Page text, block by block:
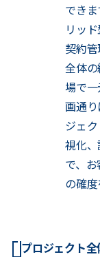
でき
リッ
契約
全体
場で
画通
ジェ
視化
で、
の確度
プロジェクト